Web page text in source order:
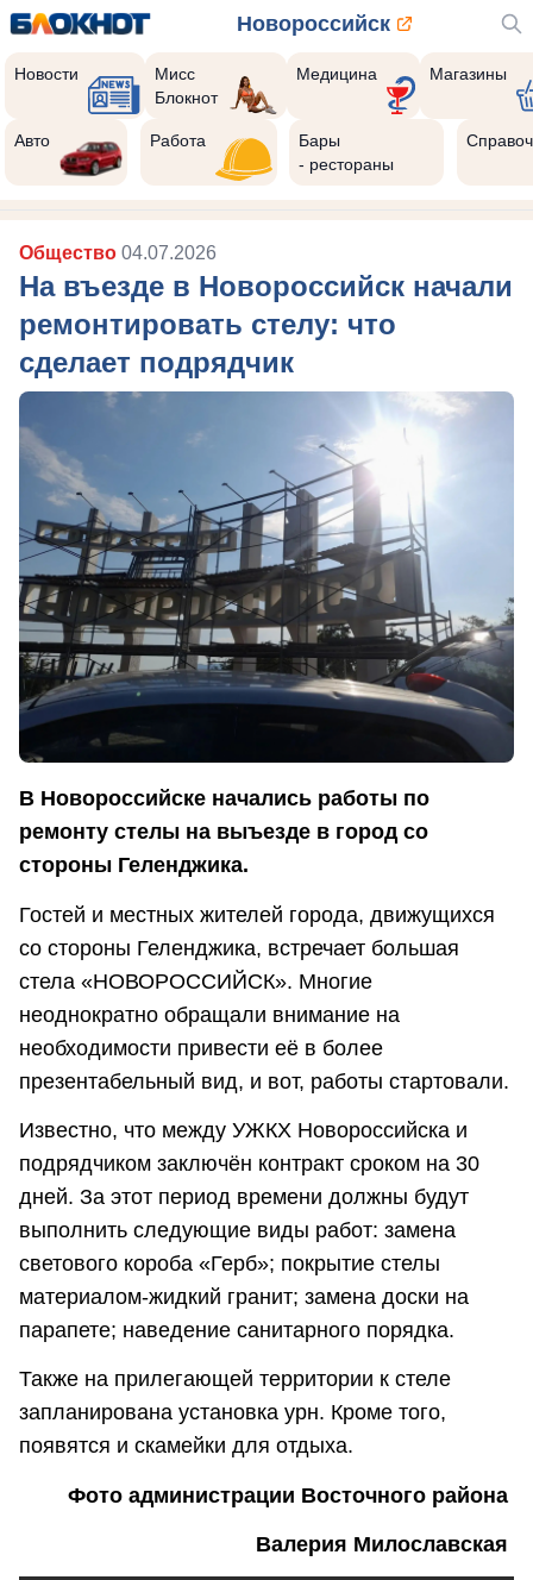
Новороссийск
Новости
Мисс
Блокнот
Медицина Магазины
Авто Работа
Бары
- рестораны
Общество 04.07.2026
На въезде в Новороссийск начали
ремонтировать стелу: что
сделает подрядчик
В Новороссийске начались работы по
ремонту стелы на выъезде в город со
стороны Геленджика.
Гостей и местных жителей города, движущихся
со стороны Геленджика, встречает большая
стела «НОВОРОССИЙСК». Многие
неоднократно обращали внимание на
необходимости привести её в более
презентабельный вид, и вот, работы стартовали.
Известно, что между УЖКХ Новороссийска и
подрядчиком заключён контракт сроком на 30
дней. За этот период времени должны будут
выполнить следующие виды работ: замена
светового короба «Герб»; покрытие стелы
материалом-жидкий гранит; замена доски на
парапете; наведение санитарного порядка.
Также на прилегающей территории к стеле
запланирована установка урн. Кроме того,
появятся и скамейки для отдыха.
Фото администрации Восточного района
Валерия Милославская